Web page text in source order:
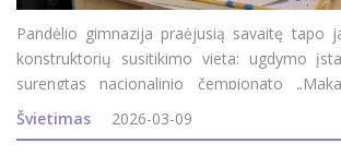
Pandėlio gimnazija praėjusią savaitę tapo
konstruktorių susitikimo vieta: ugdymo
surengtas nacionalinio čempionato
regioninis atrankos etapas, kurį inicijavo
centro karjeros specialistė&nbs
Švietimas 2026-03-09